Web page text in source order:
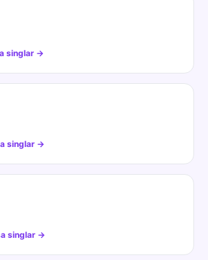
singlar →
singlar →
singlar →